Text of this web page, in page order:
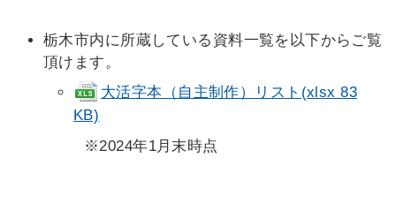
栃木市内に所蔵している資料一覧を以下からご覧
頂けます。
大活字本（自主制作）リスト(xlsx 83
KB)
※2024年1月末時点